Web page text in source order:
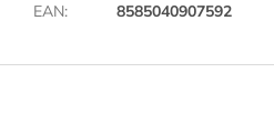
EAN: 8585040907592